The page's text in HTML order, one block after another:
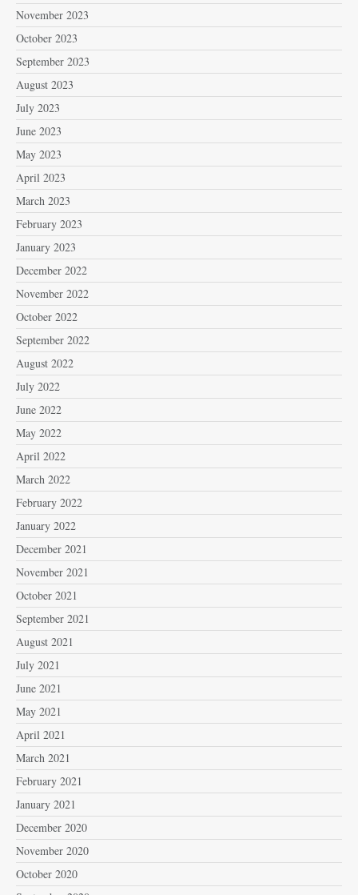
November 2023
October 2023
September 2023
August 2023
July 2023
June 2023
May 2023
April 2023
March 2023
February 2023
January 2023
December 2022
November 2022
October 2022
September 2022
August 2022
July 2022
June 2022
May 2022
April 2022
March 2022
February 2022
January 2022
December 2021
November 2021
October 2021
September 2021
August 2021
July 2021
June 2021
May 2021
April 2021
March 2021
February 2021
January 2021
December 2020
November 2020
October 2020